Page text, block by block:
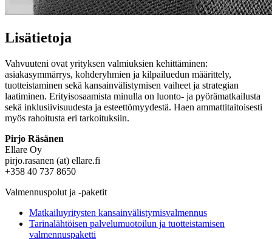
Lisätietoja
Vahvuuteni ovat yrityksen valmiuksien kehittäminen:
asiakasymmärrys, kohderyhmien ja kilpailuedun määrittely,
tuotteistaminen sekä kansainvälistymisen vaiheet ja strategian
laatiminen. Erityisosaamista minulla on luonto- ja pyörämatkailusta
sekä inklusiivisuudesta ja esteettömyydestä. Haen ammattitaitoisesti
myös rahoitusta eri tarkoituksiin.
Pirjo Räsänen
Ellare Oy
pirjo.rasanen (at) ellare.fi
+358 40 737 8650
Valmennuspolut ja -paketit
Matkailuyritysten kansainvälistymisvalmennus
Tarinalähtöisen palvelumuotoilun ja tuotteistamisen
valmennuspaketti